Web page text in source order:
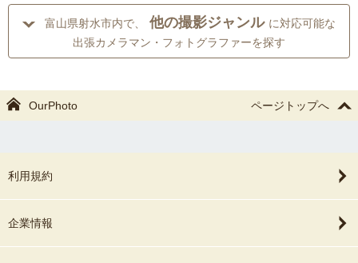
富山県射水市内で、 他の撮影ジャンル に対応可能な
出張カメラマン・フォトグラファーを探す
OurPhoto ページトップへ
利用規約
企業情報